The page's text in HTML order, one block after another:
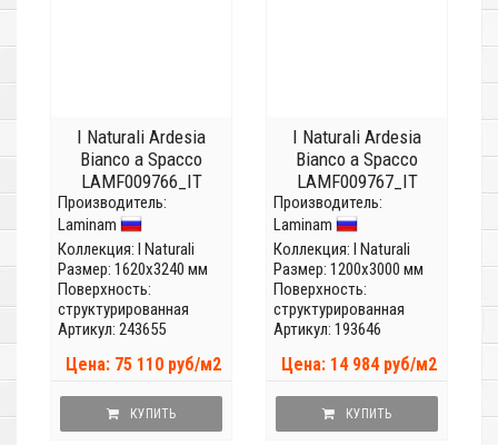
I Naturali Ardesia
Bianco a Spacco
LAMF009766_IT
(Толщина 20 мм)
Производитель:
Laminam
Коллекция: I Naturali
Размер: 1620x3240 мм
Поверхность:
структурированная
Артикул: 243655
Цена: 75 110 руб/м2
КУПИТЬ
I Naturali Ardesia
Bianco a Spacco
LAMF009767_IT
(Толщина 5мм)
Производитель:
Laminam
Коллекция: I Naturali
Размер: 1200x3000 мм
Поверхность:
структурированная
Артикул: 193646
Цена: 14 984 руб/м2
КУПИТЬ